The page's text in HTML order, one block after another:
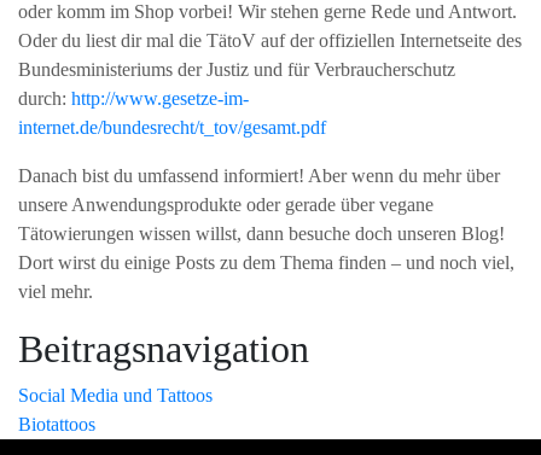
oder komm im Shop vorbei! Wir stehen gerne Rede und Antwort.
Oder du liest dir mal die TätoV auf der offiziellen Internetseite des
Bundesministeriums der Justiz und für Verbraucherschutz
durch: http://www.gesetze-im-
internet.de/bundesrecht/t_tov/gesamt.pdf
Danach bist du umfassend informiert! Aber wenn du mehr über
unsere Anwendungsprodukte oder gerade über vegane
Tätowierungen wissen willst, dann besuche doch unseren Blog!
Dort wirst du einige Posts zu dem Thema finden – und noch viel,
viel mehr.
Beitragsnavigation
Social Media und Tattoos
Biotattoos